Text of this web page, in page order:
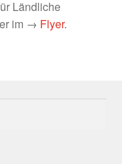
Ländliche
im → Flyer.